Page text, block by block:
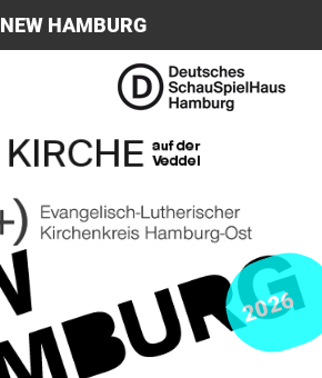
NEW HAMBURG
2026